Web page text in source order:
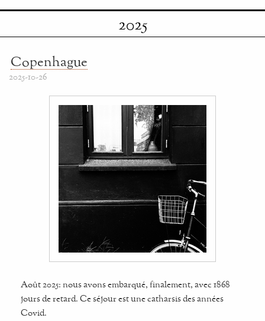
2025
Copenhague
2025-10-26
Août 2025: nous avons embarqué, finalement, avec 1868
jours de retard. Ce séjour est une catharsis des années
Covid.